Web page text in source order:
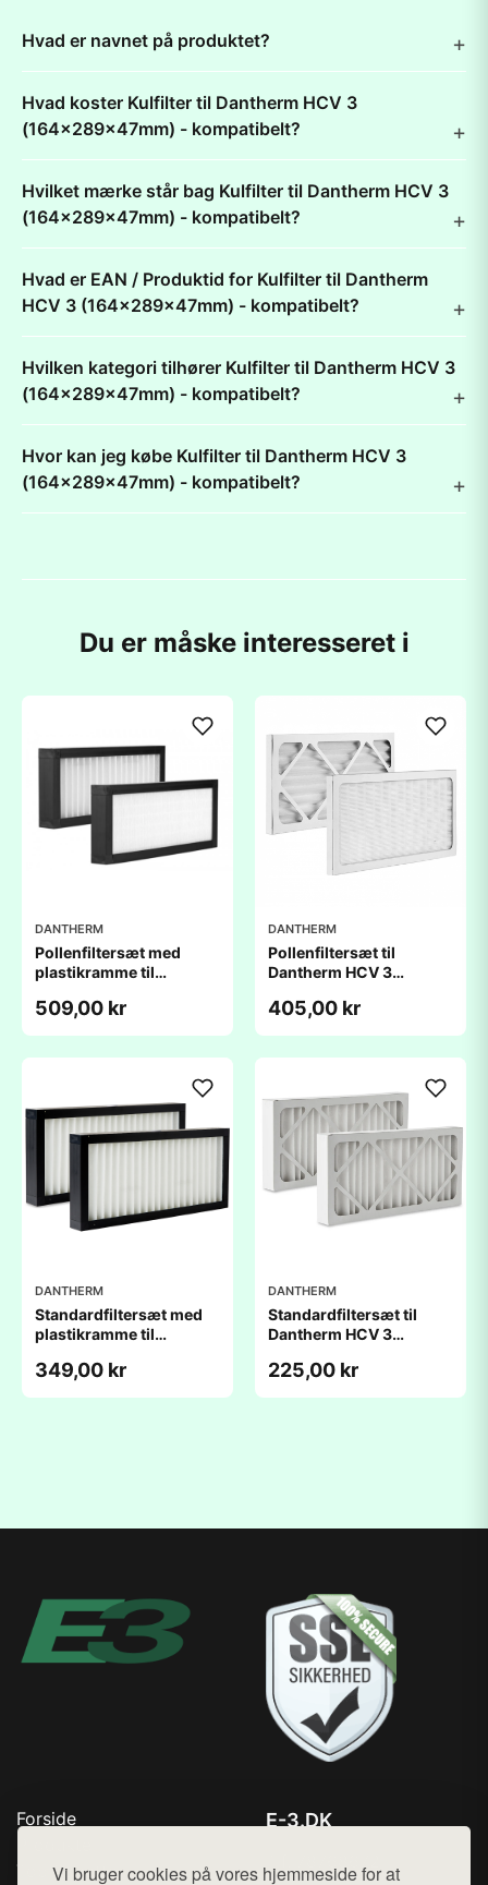
Vi bruger cookies på vores hjemmeside for at
Hvad er navnet på produktet?
Hvad koster Kulfilter til Dantherm HCV 3
(164x289x47mm) - kompatibelt?
Hvilket mærke står bag Kulfilter til Dantherm HCV 3
(164x289x47mm) - kompatibelt?
Hvad er EAN / Produktid for Kulfilter til Dantherm
HCV 3 (164x289x47mm) - kompatibelt?
Hvilken kategori tilhører Kulfilter til Dantherm HCV 3
(164x289x47mm) - kompatibelt?
Hvor kan jeg købe Kulfilter til Dantherm HCV 3
(164x289x47mm) - kompatibelt?
Du er måske interesseret i
DANTHERM
Pollenfiltersæt med
plastikramme til
(164x289x48mm) -
509,00 kr
DANTHERM
Pollenfiltersæt til
Dantherm HCV 3
kompatibelt
405,00 kr
DANTHERM
Standardfiltersæt med
plastikramme til
(164x289x48mm) -
349,00 kr
DANTHERM
Standardfiltersæt til
Dantherm HCV 3
kompatibelt
225,00 kr
Forside
Top Rabatter
E-3.DK